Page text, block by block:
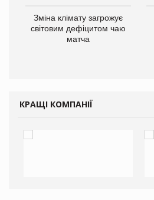
Зміна клімату загрожує
світовим дефіцитом чаю
матча
КРАЩІ КОМПАНІЇ